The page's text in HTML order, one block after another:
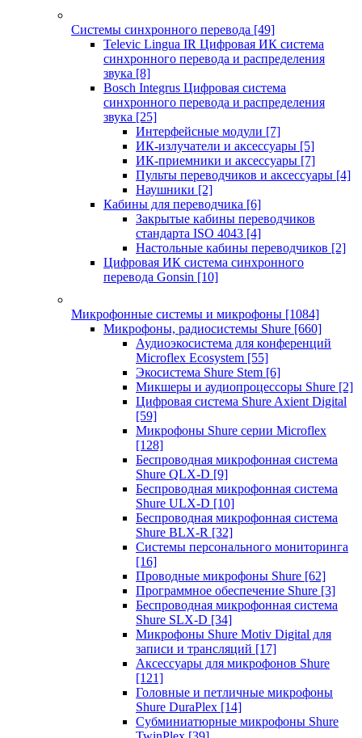
Системы синхронного перевода [49]
Televic Lingua IR Цифровая ИК система
синхронного перевода и распределения
звука [8]
Bosch Integrus Цифровая система
синхронного перевода и распределения
звука [25]
Интерфейсные модули [7]
ИК-излучатели и аксессуары [5]
ИК-приемники и аксессуары [7]
Пульты переводчиков и аксессуары [4]
Наушники [2]
Кабины для переводчика [6]
Закрытые кабины переводчиков
стандарта ISO 4043 [4]
Настольные кабины переводчиков [2]
Цифровая ИК система синхронного
перевода Gonsin [10]
Микрофонные системы и микрофоны [1084]
Микрофоны, радиосистемы Shure [660]
Аудиоэкосистема для конференций
Microflex Ecosystem [55]
Экосистема Shure Stem [6]
Микшеры и аудиопроцессоры Shure [2]
Цифровая система Shure Axient Digital
[59]
Микрофоны Shure серии Microflex
[128]
Беспроводная микрофонная система
Shure QLX-D [9]
Беспроводная микрофонная система
Shure ULX-D [10]
Беспроводная микрофонная система
Shure BLX-R [32]
Системы персонального мониторинга
[16]
Проводные микрофоны Shure [62]
Программное обеспечение Shure [3]
Беспроводная микрофонная система
Shure SLX-D [34]
Микрофоны Shure Motiv Digital для
записи и трансляций [17]
Аксессуары для микрофонов Shure
[121]
Головные и петличные микрофоны
Shure DuraPlex [14]
Субминиатюрные микрофоны Shure